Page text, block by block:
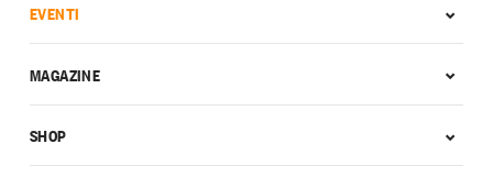
EVENTI
MAGAZINE
SHOP